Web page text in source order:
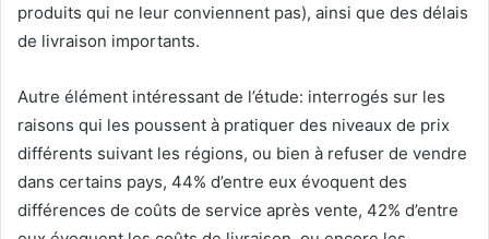
produits qui ne leur conviennent pas), ainsi que des délais
de livraison importants.
Autre élément intéressant de l’étude: interrogés sur les
raisons qui les poussent à pratiquer des niveaux de prix
différents suivant les régions, ou bien à refuser de vendre
dans certains pays, 44% d’entre eux évoquent des
différences de coûts de service après vente, 42% d’entre